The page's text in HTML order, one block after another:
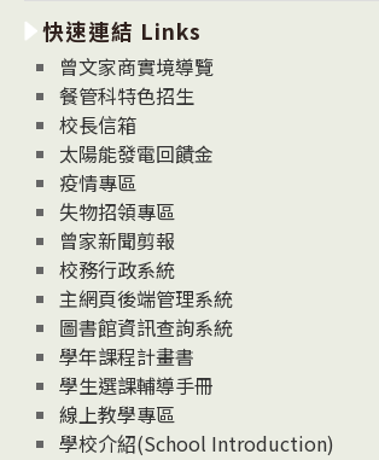
消
息
News
快速連結 Links
曾文家商實境導覽
餐管科特色招生
校長信箱
太陽能發電回饋金
疫情專區
失物招領專區
曾家新聞剪報
校務行政系統
主網頁後端管理系統
圖書館資訊查詢系統
學年課程計畫書
學生選課輔導手冊
線上教學專區
學校介紹(School Introduction)